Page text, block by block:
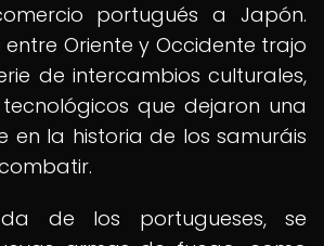
portugués a Japón.
entre Oriente y Occidente trajo
de intercambios culturales,
que dejaron una
en la historia de los samuráis
de los portugueses, se